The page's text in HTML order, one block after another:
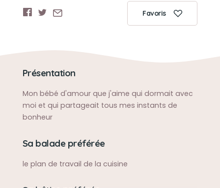
Favoris
Présentation
Mon bébé d'amour que j'aime qui dormait avec
moi et qui partageait tous mes instants de
bonheur
Sa balade préférée
le plan de travail de la cuisine